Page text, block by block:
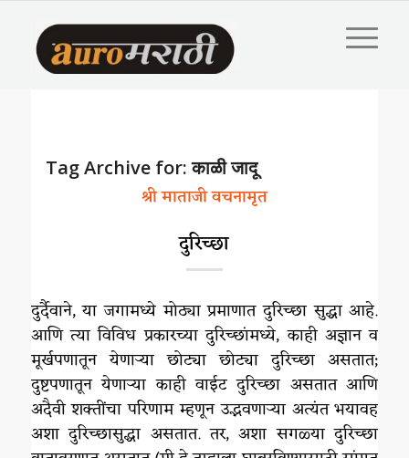
Tag Archive for:काळी जादू
श्री माताजी वचनामृत
दुरिच्छा
दुर्दैवाने, या जगामध्ये मोठ्या प्रमाणात दुरिच्छा सुद्धा आहे.
आणि त्या विविध प्रकारच्या दुरिच्छांमध्ये, काही अज्ञान व
मूर्खपणातून येणाऱ्या छोट्या छोट्या दुरिच्छा असतात;
दुष्टपणातून येणाऱ्या काही वाईट दुरिच्छा असतात आणि
अदैवी शक्तींचा परिणाम म्हणून उद्भवणाऱ्या अत्यंत भयावह
अशा दुरिच्छासुद्धा असतात. तर, अशा सगळ्या दुरिच्छा